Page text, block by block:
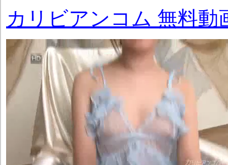
カリビアンコム 無料動